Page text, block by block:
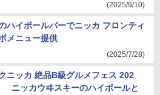
(2025/9/10)
ハイボールバーでニッカ フロンティ
メニュー提供
(2025/7/28)
クニッカ 絶品B級グルメフェス 202
ニッカウヰスキーのハイボールと